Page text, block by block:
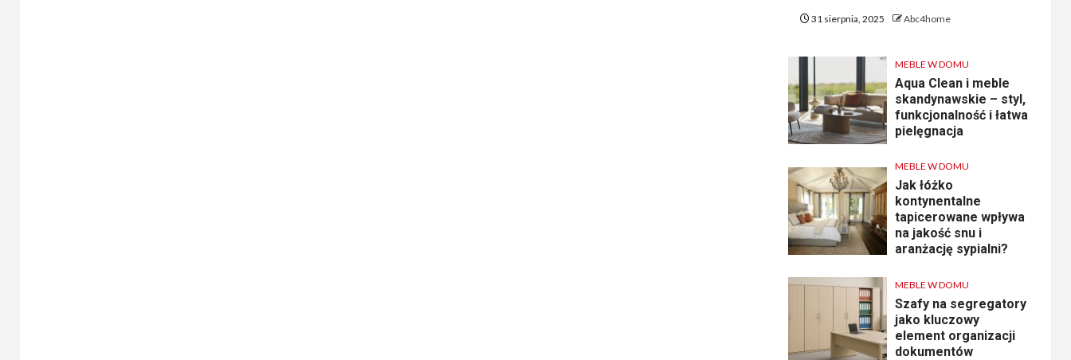
31 sierpnia, 2025 Abc4home
MEBLE W DOMU
Aqua Clean i meble
skandynawskie – styl,
funkcjonalność i łatwa
pielęgnacja
MEBLE W DOMU
Jak łóżko
kontynentalne
tapicerowane wpływa
na jakość snu i
aranżację sypialni?
MEBLE W DOMU
Szafy na segregatory
jako kluczowy
element organizacji
dokumentów